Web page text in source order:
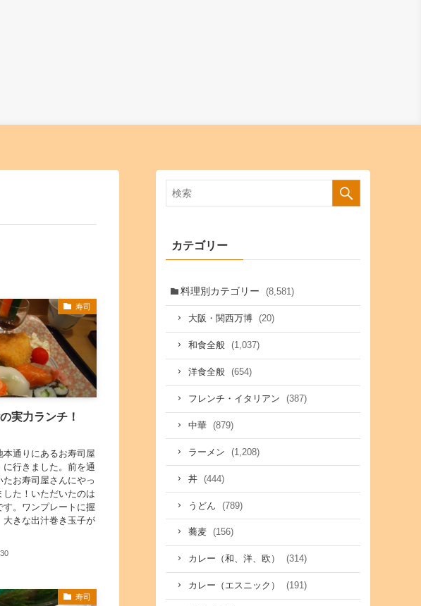
寿司
実力ランチ！
通りにあるお寿司屋
行きました。前を通
お寿司屋さんにやっ
した！いただいたのは
す。ワンプレートに握
大きな出汁巻き玉子が
寿司
カテゴリー
料理別カテゴリー (8,581)
大阪・関西万博 (20)
和食全般 (1,037)
洋食全般 (654)
フレンチ・イタリアン (387)
中華 (879)
ラーメン (1,208)
丼 (444)
うどん (789)
蕎麦 (156)
カレー（和、洋、欧） (314)
カレー（エスニック） (191)